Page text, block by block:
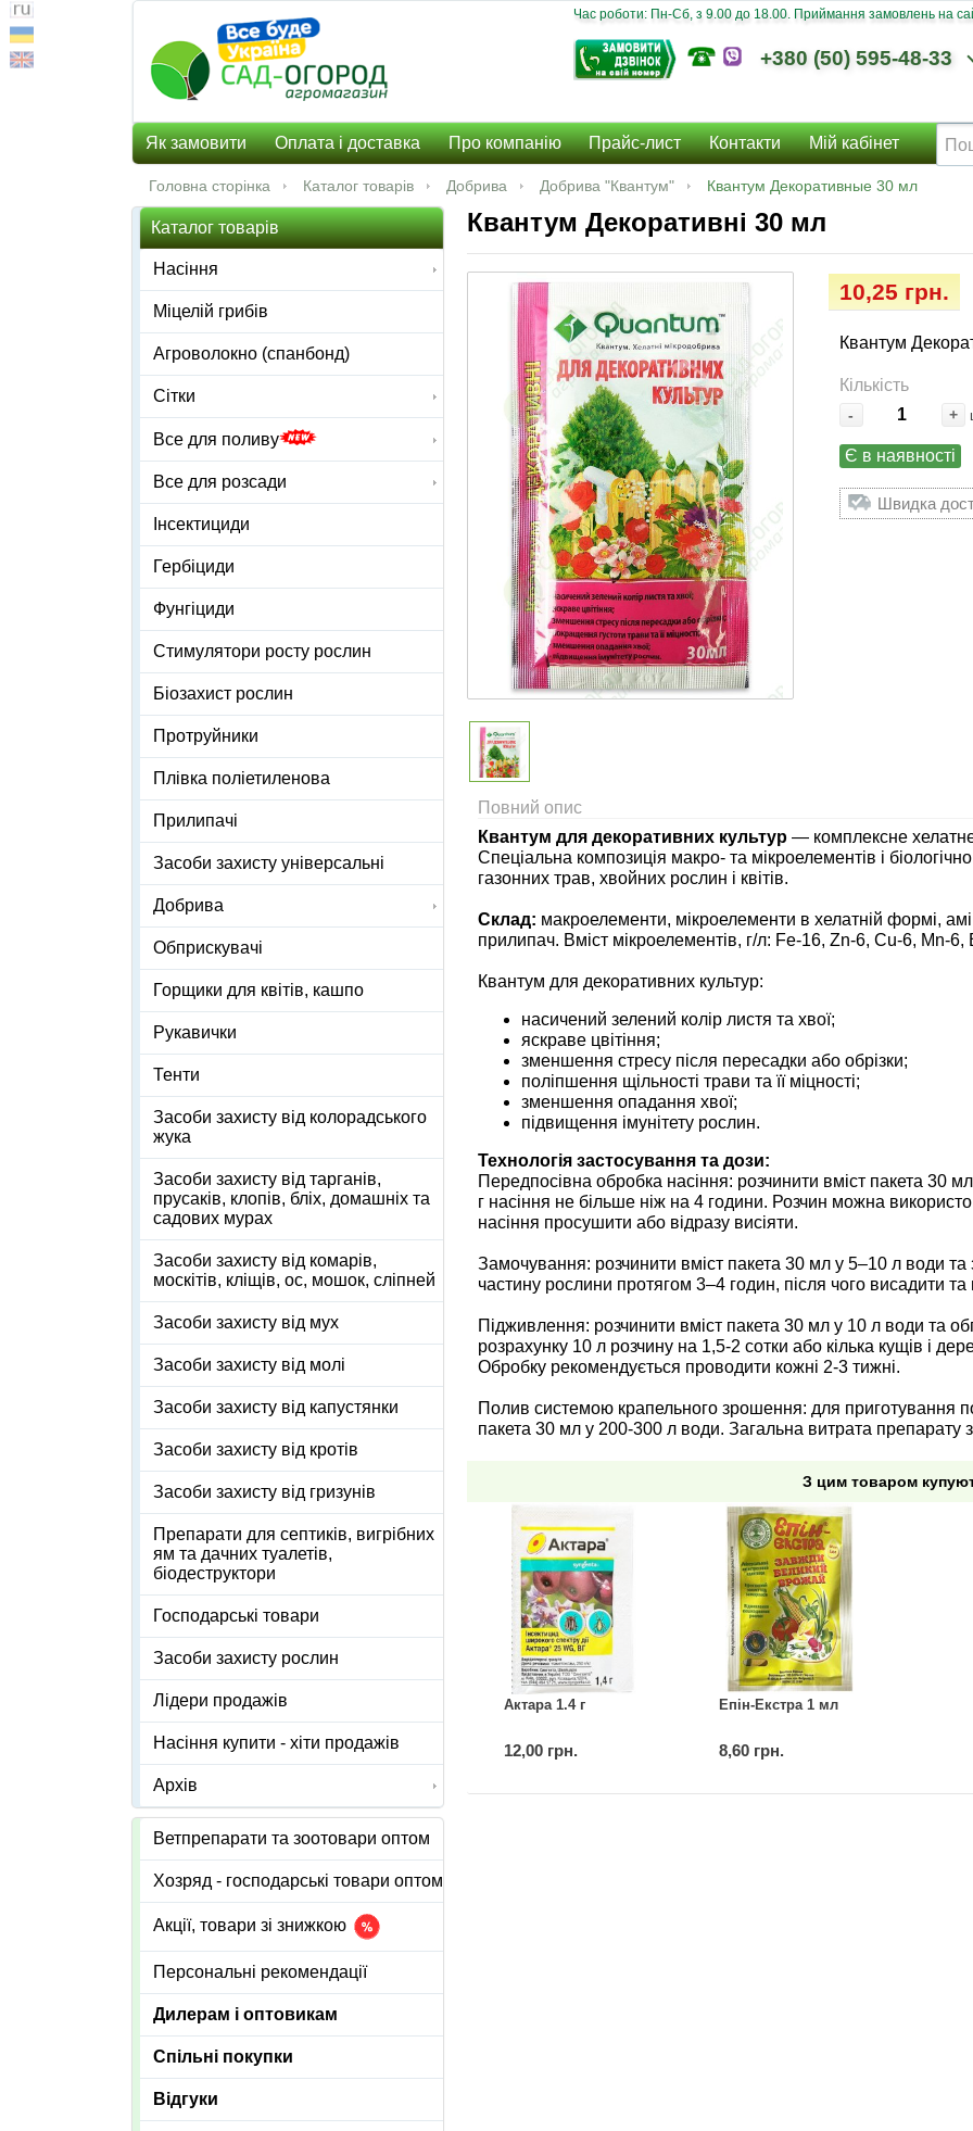
Час роботи: Пн-Сб, з 9.00 до 18.00. Приймання замовлень на
+380 (50) 595-48-33
Як замовити Оплата і доставка Про компанію Прайс-лист Контакти Мій кабінет
Головна сторінка Каталог товарів Добрива Добрива "Квантум" Квантум Декоративные 30 мл
Квантум Декоративні 30 мл
10,25 грн.
Квантум
Кількість
- +
Є в наявності
Швидка
Повний опис
Квантум для декоративних культур — комплексне
Спеціальна композиція макро- та мікроелементів і
газонних трав, хвойних рослин і квітів.
Склад: макроелементи, мікроелементи в хелатній формі,
прилипач. Вміст мікроелементів, г/л: Fe-16, Zn-6, Cu-6, Mn-
Квантум для декоративних культур:
насичений зелений колір листя та хвої;
яскраве цвітіння;
зменшення стресу після пересадки або обрізки;
поліпшення щільності трави та її міцності;
зменшення опадання хвої;
підвищення імунітету рослин.
Технологія застосування та дози:
Передпосівна обробка насіння: розчинити вміст пакета 30
г насіння не більше ніж на 4 години. Розчин можна
насіння просушити або відразу висіяти.
Замочування: розчинити вміст пакета 30 мл у 5–10 л води
частину рослини протягом 3–4 годин, після чого висадити
Підживлення: розчинити вміст пакета 30 мл у 10 л води та
розрахунку 10 л розчину на 1,5-2 сотки або кілька кущів і
Обробку рекомендується проводити кожні 2-3 тижні.
Полив системою крапельного зрошення: для приготування
пакета 30 мл у 200-300 л води. Загальна витрата препарату
З цим товаром
Актара 1.4 г
12,00 грн.
Епін-Екстра 1 мл
8,60 грн.
Каталог товарів
Насіння
Міцелій грибів
Агроволокно (спанбонд)
Сітки
Все для поливу
Все для розсади
Інсектициди
Гербіциди
Фунгіциди
Стимулятори росту рослин
Біозахист рослин
Протруйники
Плівка поліетиленова
Прилипачі
Засоби захисту універсальні
Добрива
Обприскувачі
Горщики для квітів, кашпо
Рукавички
Тенти
Засоби захисту від колорадського
жука
Засоби захисту від тарганів,
прусаків, клопів, бліх, домашніх та
садових мурах
Засоби захисту від комарів,
москітів, кліщів, ос, мошок, сліпней
Засоби захисту від мух
Засоби захисту від молі
Засоби захисту від капустянки
Засоби захисту від кротів
Засоби захисту від гризунів
Препарати для септиків, вигрібних
ям та дачних туалетів,
біодеструктори
Господарські товари
Засоби захисту рослин
Лідери продажів
Насіння купити - хіти продажів
Архів
Ветпрепарати та зоотовари оптом
Хозряд - господарські товари оптом
Акції, товари зі знижкою
Персональні рекомендації
Дилерам і оптовикам
Спільні покупки
Відгуки